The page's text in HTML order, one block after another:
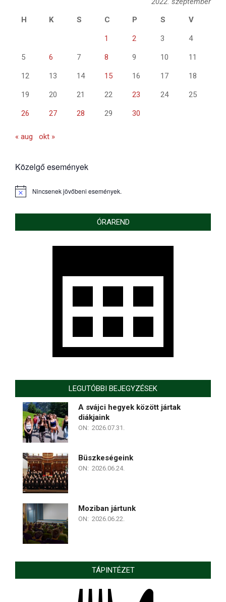
H
K S C P S V
1 2 3 4
5 6 7 8 9 10 11
12 13 14 15 16 17 18
19 20 21 22 23 24 25
26 27 28 29 30
« aug okt »
Közelgő események
Notice Nincsenek jövőbeni események.
ÓRAREND
LEGUTÓBBI BEJEGYZÉSEK
A svájci hegyek között jártak
diákjaink
ON: 2026.07.31.
Büszkeségeink
ON: 2026.06.24.
Moziban jártunk
ON: 2026.06.22.
TÁPINTÉZET